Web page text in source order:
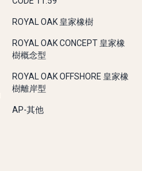
ROYAL OAK 皇家橡樹
ROYAL OAK CONCEPT 皇家橡
樹概念型
ROYAL OAK OFFSHORE 皇家橡
樹離岸型
AP-其他